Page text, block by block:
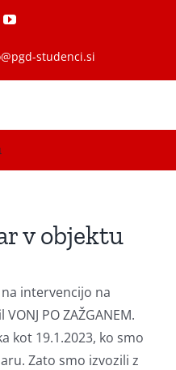
YouTube
studenci.si
v objektu
intervencijo na
PO ZAŽGANEM.
kot 19.1.2023, ko smo
Zato smo izvozili z